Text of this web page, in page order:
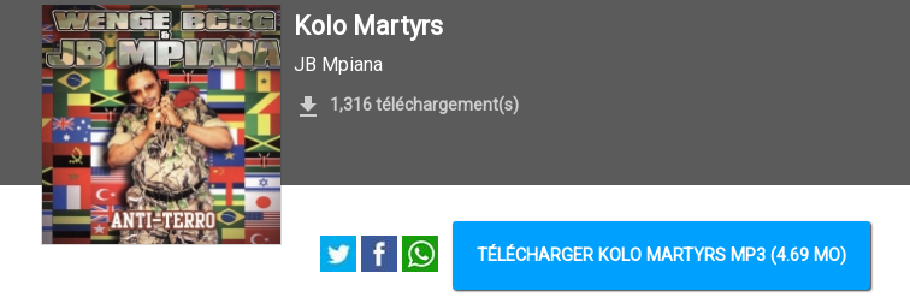
Kolo Martyrs
JB Mpiana
1,316 téléchargement(s)
TÉLÉCHARGER KOLO MARTYRS MP3 (4.69 MO)